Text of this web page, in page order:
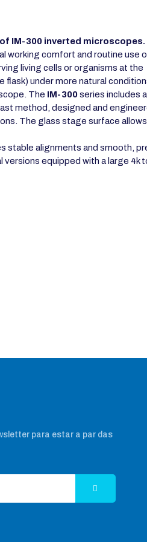
IM-300 inverted microscopes.
working comfort and routine use
living cells or organisms at the
under more natural
The IM-300series includes a
method, designed and
The glass stage surface
stable alignments and smooth,
equipped with a large 4k
para estar a par das